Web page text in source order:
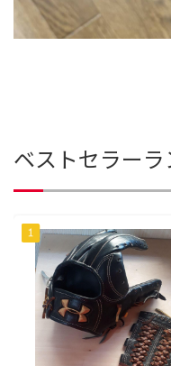
ベストセラー